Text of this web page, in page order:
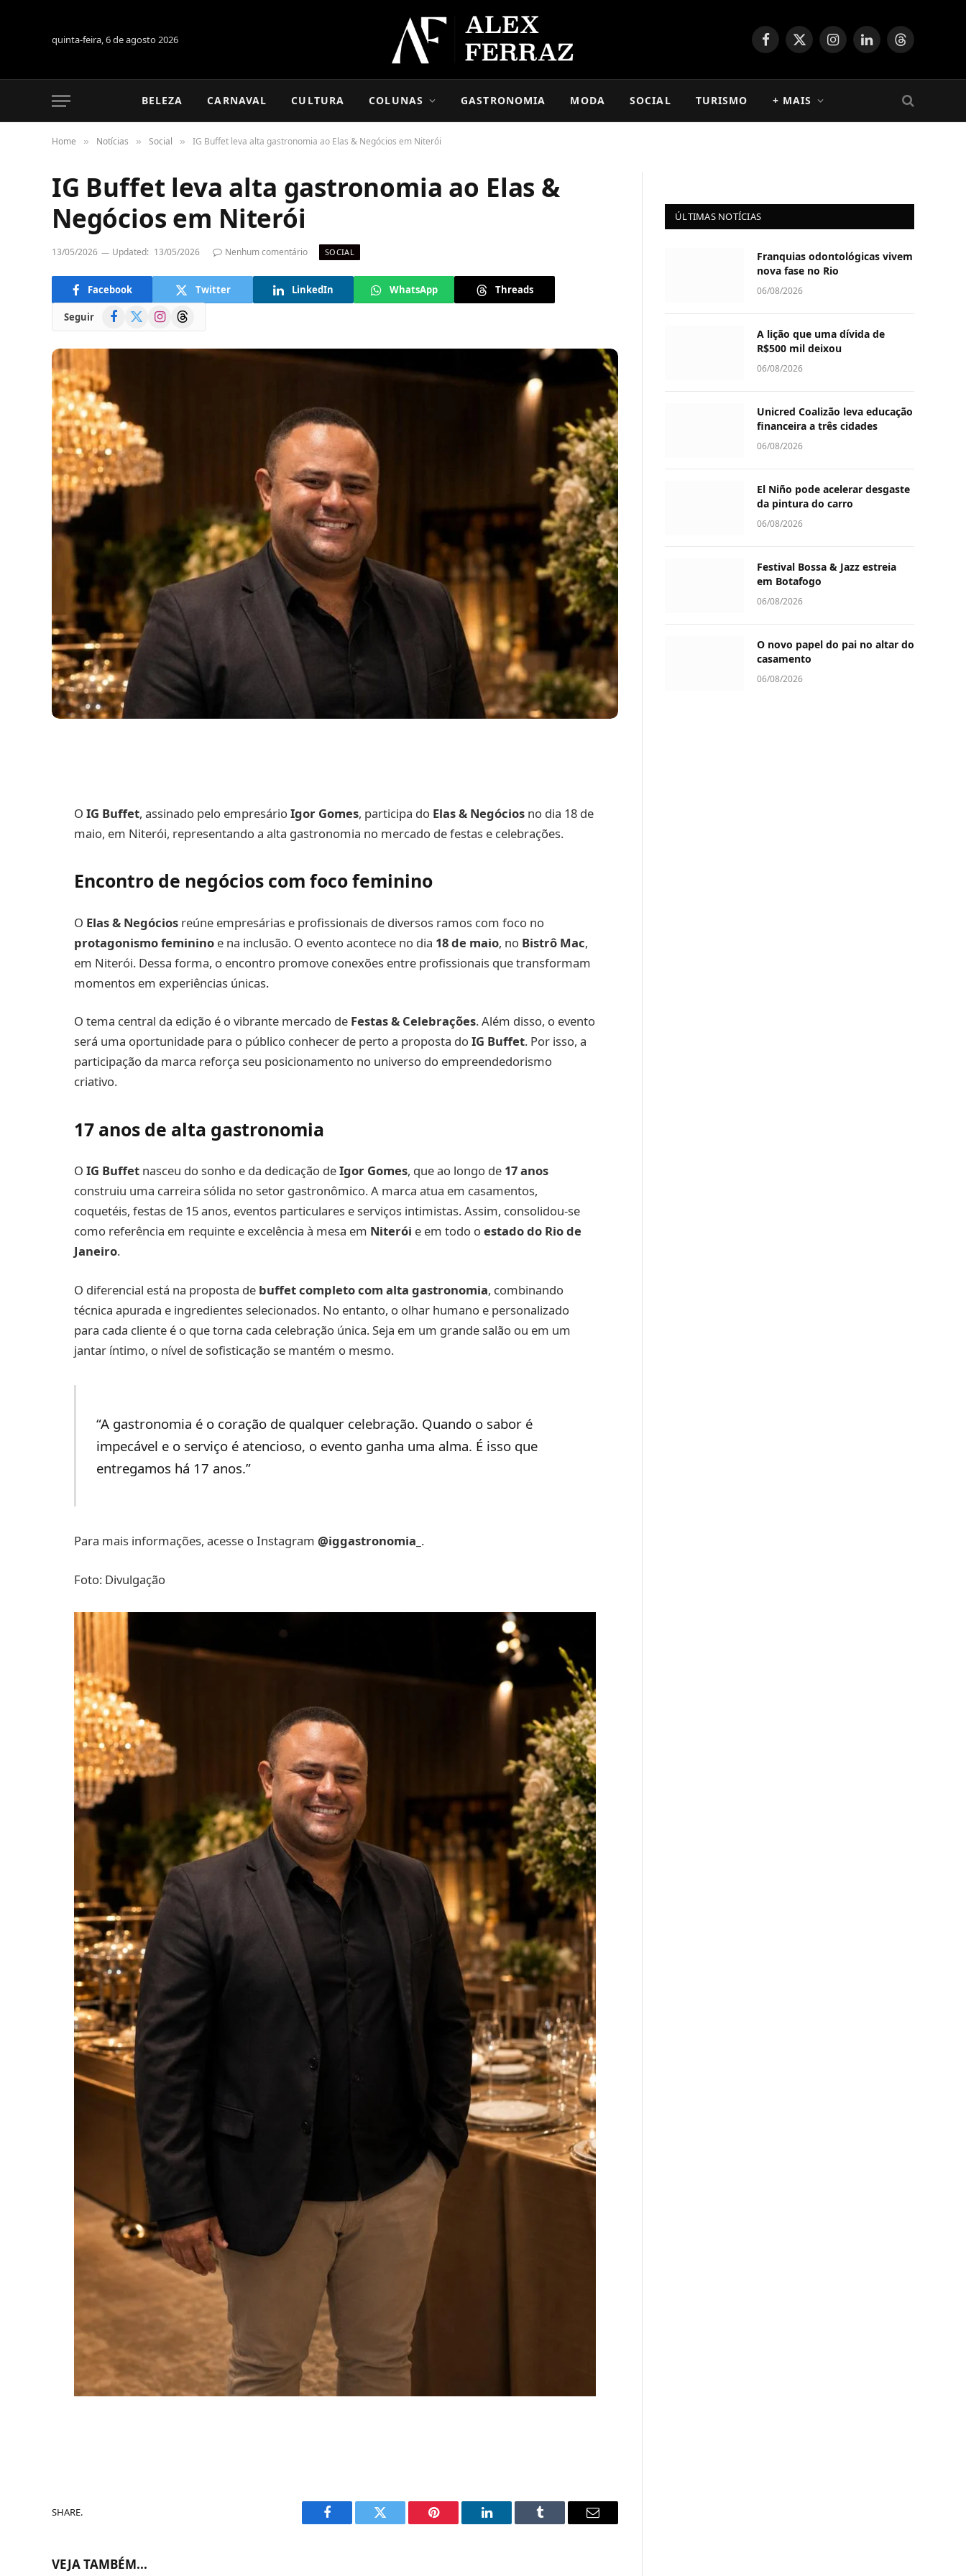
quinta-feira, 6 de agosto 2026 Facebook
X
InstagramLinkedInThreads
BELEZA CARNAVAL CULTURA COLUNAS GASTRONOMIA MODA SOCIAL TURISMO + MAIS
Home » Notícias » Social » IG Buffet leva alta gastronomia ao Elas & Negócios em Niterói
IG Buffet leva alta gastronomia ao Elas &
Negócios em Niterói
13/05/2026 Updated: 13/05/2026 Nenhum comentário SOCIAL
Facebook Twitter LinkedIn WhatsApp Threads
Seguir Facebook
(Twitter)
InstagramThreads
O IG Buffet, assinado pelo empresárioIgor Gomes, participa do Elas & Negócios no dia 18 de
maio, em Niterói, representando a alta gastronomia no mercado de festas e celebrações.
Encontro de negócios com foco feminino
O Elas & Negócios reúne empresárias e profissionais de diversos ramos com foco no
protagonismo feminino e na inclusão. O evento acontece no dia 18 de maio, no Bistrô Mac,
em Niterói. Dessa forma, o encontro promove conexões entre profissionais que transformam
momentos em experiências únicas.
O tema central da edição é o vibrante mercado de Festas & Celebrações. Além disso, o evento
será uma oportunidade para o público conhecer de perto a proposta doIG Buffet. Por isso, a
participação da marca reforça seu posicionamento no universo do empreendedorismo
criativo.
17 anos de alta gastronomia
O IG Buffet nasceu do sonho e da dedicação deIgor Gomes, que ao longo de 17 anos
construiu uma carreira sólida no setor gastronômico. A marca atua em casamentos,
coquetéis, festas de 15 anos, eventos particulares e serviços intimistas. Assim, consolidou-se
como referência em requinte e excelência à mesa em Niterói e em todo oestado do Rio de
Janeiro.
O diferencial está na proposta de buffet completo com alta gastronomia, combinando
técnica apurada e ingredientes selecionados. No entanto, o olhar humano e personalizado
para cada cliente é o que torna cada celebração única. Seja em um grande salão ou em um
jantar íntimo, o nível de sofisticação se mantém o mesmo.
“A gastronomia é o coração de qualquer celebração. Quando o sabor é
impecável e o serviço é atencioso, o evento ganha uma alma. É isso que
entregamos há 17 anos.”
Para mais informações, acesse o Instagram @iggastronomia_ .
Foto: Divulgação
SHARE.
Facebook Twitter Pinterest LinkedIn Tumblr Email
VEJA TAMBÉM...
ÚLTIMAS NOTÍCIAS
Franquias odontológicas vivem
nova fase no Rio
06/08/2026
A lição que uma dívida de
R$500 mil deixou
06/08/2026
Unicred Coalizão leva educação
financeira a três cidades
06/08/2026
El Niño pode acelerar desgaste
da pintura do carro
06/08/2026
Festival Bossa & Jazz estreia
em Botafogo
06/08/2026
O novo papel do pai no altar do
casamento
06/08/2026